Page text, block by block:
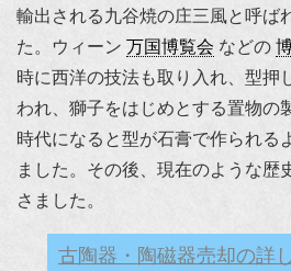
輸出される九谷焼の庄三風と呼ば
た。ウィーン 万国博覧会 などの
時に西洋の技法も取り入れ、型押
われ、獅子をはじめとする置物の
時代になると型が石膏で作られる
ました。その後、現在のような歴
さました。
古陶器・陶磁器売却の詳